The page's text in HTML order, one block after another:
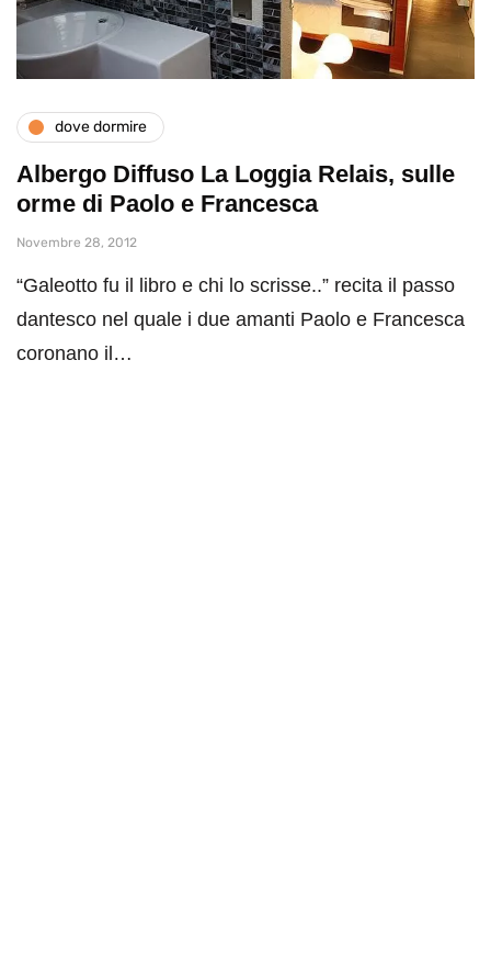
dove dormire
Albergo Diffuso La Loggia Relais, sulle
orme di Paolo e Francesca
Novembre 28, 2012
“Galeotto fu il libro e chi lo scrisse..” recita il passo
dantesco nel quale i due amanti Paolo e Francesca
coronano il…